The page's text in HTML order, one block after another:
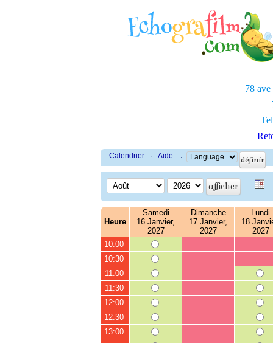
78 ave
Calendrier · Aide ·
Heure
Samedi
16 Janvier,
2027
Dimanche
17 Janvier,
2027
Lundi
18
2027
10:00
10:30
11:00
11:30
12:00
12:30
13:00